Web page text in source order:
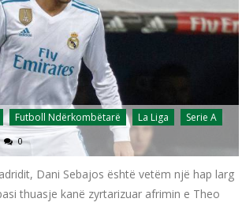
Futboll Ndërkombëtarë La Liga Serie A
0
Dani Sebajos është vetëm një hap larg
thuasje kanë zyrtarizuar afrimin e Theo